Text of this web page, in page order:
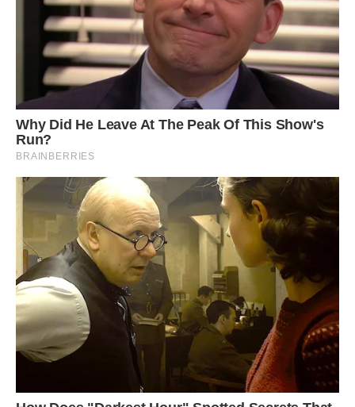
Як підсумок – подруга прийшла до мене, щоб
поплакатися. Моє весілля зіпсована. А я зла на всіх.
Родичі кажуть, що якщо мені вже так багато важить
відмінно відіграна весілля, то можна це справа повторити.
А у мене немає ні сил, ні бажання, ні коштів знову
закочувати таке свято… Ах, да … Родичі тепер мене ще